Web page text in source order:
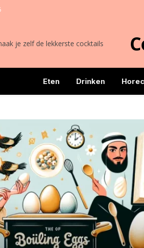
je zelf de lekkerste cocktails
Eten Drinken